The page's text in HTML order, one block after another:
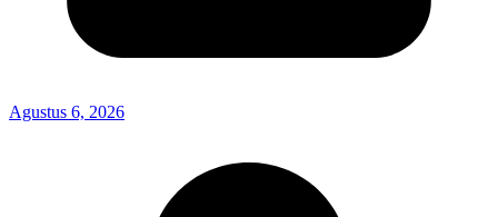
Agustus 6, 2026